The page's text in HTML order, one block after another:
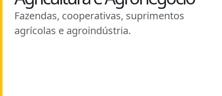
Fazendas, cooperativas, suprimentos
agrícolas e agroindústria.